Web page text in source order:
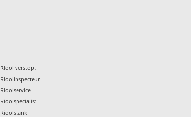
Riool verstopt
Rioolinspecteur
Rioolservice
Rioolspecialist
Rioolstank